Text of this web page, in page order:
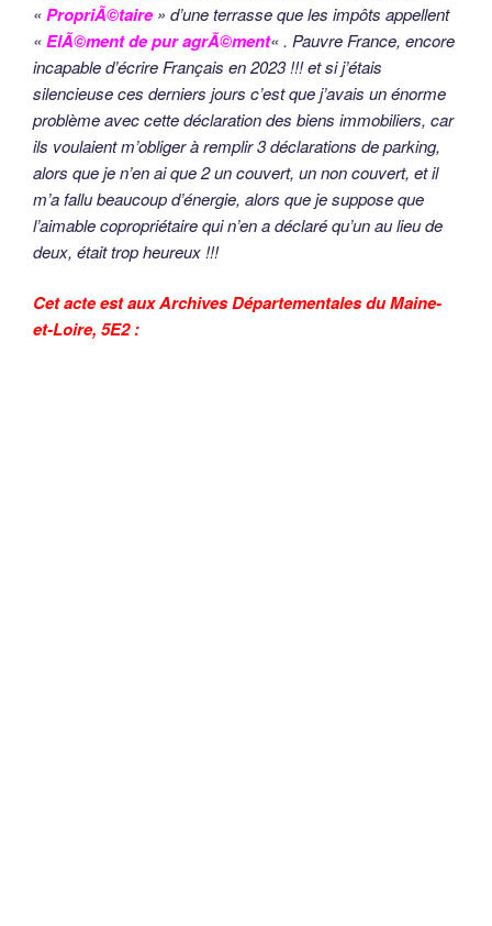
«PropriÃ©taire» d’une terrasse que les impôts appellent
«ElÃ©ment de pur agrÃ©ment« . Pauvre France, encore
incapable d’écrire Français en 2023 !!! et si j’étais
silencieuse ces derniers jours c’est que j’avais un énorme
problème avec cette déclaration des biens immobiliers, car
ils voulaient m’obliger à remplir 3 déclarations de parking,
alors que je n’en ai que 2 un couvert, un non couvert, et il
m’a fallu beaucoup d’énergie, alors que je suppose que
l’aimable copropriétaire qui n’en a déclaré qu’un au lieu de
deux, était trop heureux !!!
Cet acte est aux Archives Départementales du Maine-
et-Loire, 5E2 :